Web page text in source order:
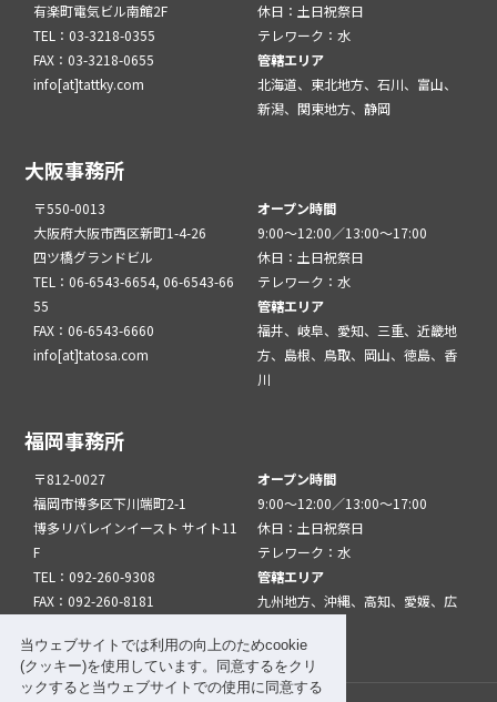
当ウェブサイトでは利用の向上のためcookie
(クッキー)を使用しています。同意するをクリ
ックすると当ウェブサイトでの使用に同意する
有楽町電気ビル南館2F
TEL：03-3218-0355
FAX：03-3218-0655
info[at]tattky.com
休日：土日祝祭日
テレワーク：水
管轄エリア
北海道、東北地方、石川、富山、
新潟、関東地方、静岡
大阪事務所
〒550-0013
大阪府大阪市西区新町1-4-26
四ツ橋グランドビル
TEL：06-6543-6654, 06-6543-66
55
FAX：06-6543-6660
info[at]tatosa.com
オープン時間
9:00～12:00／13:00～17:00
休日：土日祝祭日
テレワーク：水
管轄エリア
福井、岐阜、愛知、三重、近畿地
方、島根、鳥取、岡山、徳島、香
川
福岡事務所
〒812-0027
福岡市博多区下川端町2-1
博多リバレインイースト サイト11
F
TEL：092-260-9308
FAX：092-260-8181
オープン時間
9:00～12:00／13:00～17:00
休日：土日祝祭日
テレワーク：水
管轄エリア
九州地方、沖縄、高知、愛媛、広